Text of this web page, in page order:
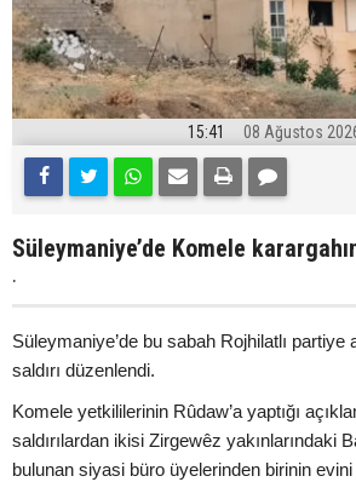
15:41 08 Ağustos
Süleymaniye’de Komele
.
Süleymaniye’de bu sabah Rojhilatlı
saldırı düzenlendi.
Komele yetkililerinin Rûdaw’a yaptığı
saldırılardan ikisi Zirgewêz yakınlarındaki
bulunan siyasi büro üyelerinden birinin evini